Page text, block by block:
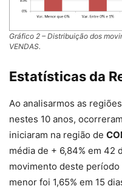
Gráfico 2 – Distribuição dos
VENDAS.
Estatísticas da
Ao analisarmos as
nestes 10 anos,
iniciaram na região de
média de + 6,84% em 42
movimento deste período
menor foi 1,65% em 15